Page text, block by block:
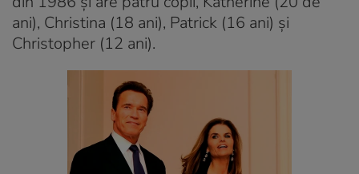
ani), Christina (18 ani), Patrick (16 ani) şi
Christopher (12 ani).